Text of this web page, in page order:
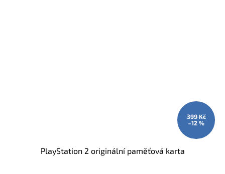
399 Kč
–12 %
PlayStation 2 originální paměťová karta